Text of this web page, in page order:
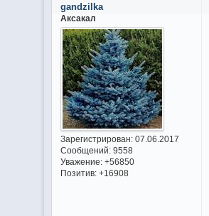
gandzilka
Аксакал
Зарегистрирован: 07.06.2017
Сообщений:9558
Уважение: +56850
Позитив: +16908